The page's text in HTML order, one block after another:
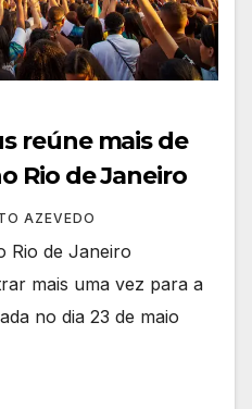
reúne mais de
Rio de Janeiro
AZEVEDO
Rio de Janeiro
mais uma vez para a
no dia 23 de maio